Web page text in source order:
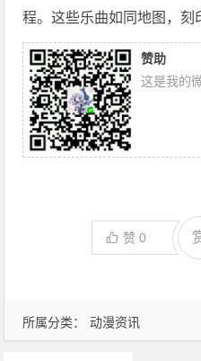
所属分类： 动漫资讯
程。这些乐曲如同地图，刻
赞助
这是我的
赞0